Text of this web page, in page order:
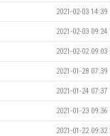
2021-02-03 14:39
2021-02-03 09:24
2021-02-02 09:03
2021-01-28 07:39
2021-01-24 07:37
2021-01-23 09:36
2021-01-22 09:32